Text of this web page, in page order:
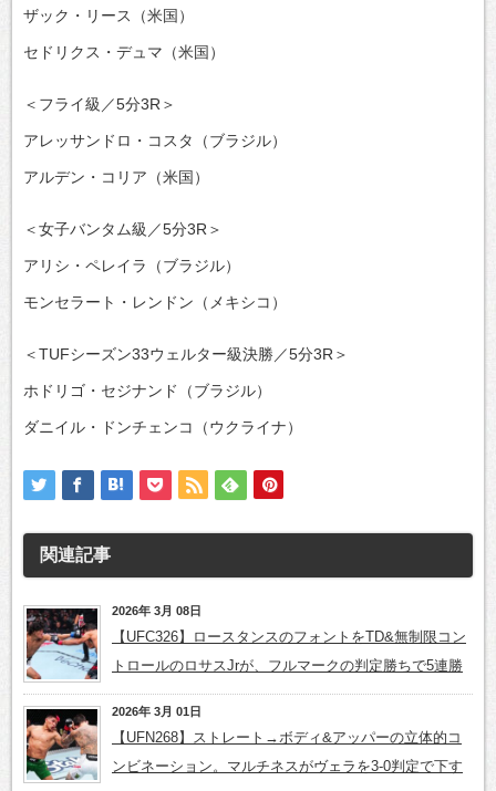
ザック・リース（米国）
セドリクス・デュマ（米国）
＜フライ級／5分3R＞
アレッサンドロ・コスタ（ブラジル）
アルデン・コリア（米国）
＜女子バンタム級／5分3R＞
アリシ・ペレイラ（ブラジル）
モンセラート・レンドン（メキシコ）
＜TUFシーズン33ウェルター級決勝／5分3R＞
ホドリゴ・セジナンド（ブラジル）
ダニイル・ドンチェンコ（ウクライナ）
関連記事
2026年 3月 08日
【UFC326】ロースタンスのフォントをTD&無制限コン
トロールのロサスJrが、フルマークの判定勝ちで5連勝
2026年 3月 01日
【UFN268】ストレート→ボディ&アッパーの立体的コ
ンビネーション。マルチネスがヴェラを3-0判定で下す